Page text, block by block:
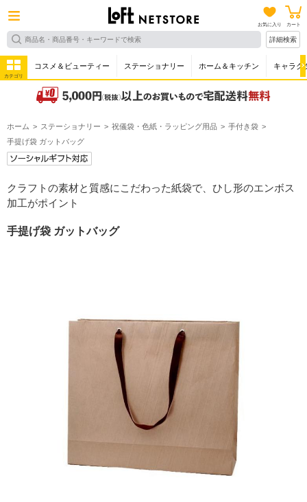
お気に入り カート
詳細検索
カテゴリ
コスメ＆ビューティー ステーショナリー ホーム＆キッチン キャラク
ホーム ステーショナリー 祝儀袋・色紙・ラッピング用品
手付き袋
手提げ袋 ガットバッグ
クラフトの素材と質感にこだわった紙袋で、ひし形のエンボス
加工がポイント
手提げ袋 ガットバッグ